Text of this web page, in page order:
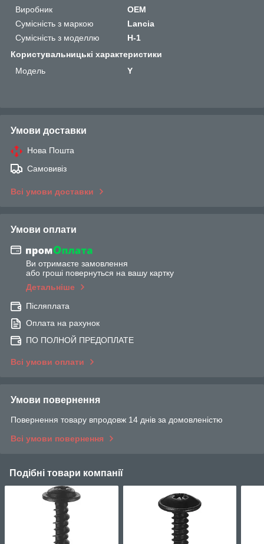
Виробник
OEM
Сумісність з маркою
Lancia
Сумісність з моделлю
H-1
Користувальницькі характеристики
Мoдель
Y
Умови доставки
Нова Пошта
Самовивіз
Всі умови доставки
Умови оплати
Ви отримаєте замовлення
або гроші повернуться на вашу картку
Детальніше
Післяплата
Оплата на рахунок
ПО ПОЛНОЙ ПРЕДОПЛАТЕ
Всі умови оплати
Умови повернення
Повернення товару впродовж 14 днів за домовленістю
Всі умови повернення
Подібні товари компанії